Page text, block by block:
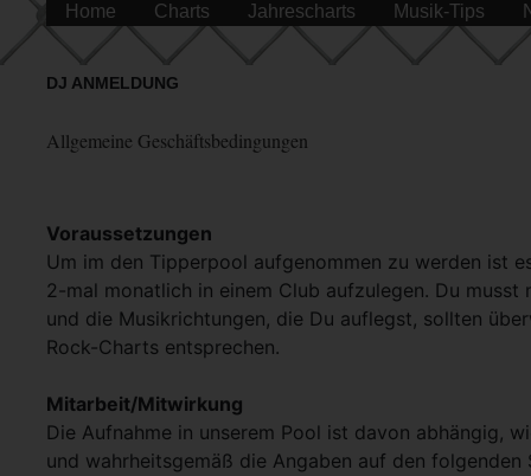
Home Charts Jahrescharts Musik-Tips
DJ ANMELDUNG
Allgemeine Geschäftsbedingungen
Voraussetzungen
Um im den Tipperpool aufgenommen zu werden ist
2-mal monatlich in einem Club aufzulegen. Du musst
und die Musikrichtungen, die Du auflegst, sollten
Rock-Charts entsprechen.
Mitarbeit/Mitwirkung
Die Aufnahme in unserem Pool ist davon abhängig,
und wahrheitsgemäß die Angaben auf den folgenden